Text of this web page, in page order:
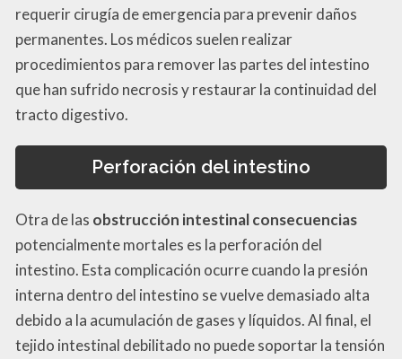
requerir cirugía de emergencia para prevenir daños
permanentes. Los médicos suelen realizar
procedimientos para remover las partes del intestino
que han sufrido necrosis y restaurar la continuidad del
tracto digestivo.
Perforación del intestino
Otra de las obstrucción intestinal consecuencias
potencialmente mortales es la perforación del
intestino. Esta complicación ocurre cuando la presión
interna dentro del intestino se vuelve demasiado alta
debido a la acumulación de gases y líquidos. Al final, el
tejido intestinal debilitado no puede soportar la tensión